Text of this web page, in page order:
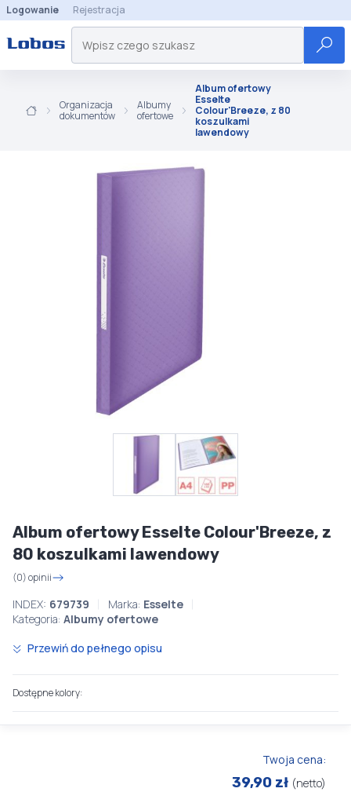
Logowanie Rejestracja
Organizacja
dokumentów
Albumy
ofertowe
Album ofertowy
Esselte
Colour'Breeze, z 80
koszulkami
lawendowy
Album ofertowy Esselte Colour'Breeze, z
80 koszulkami lawendowy
(0) opinii
INDEX: 679739 Marka: Esselte
Kategoria: Albumy ofertowe
Przewiń do pełnego opisu
Dostępne kolory:
Twoja cena:
39,90 zł (netto)